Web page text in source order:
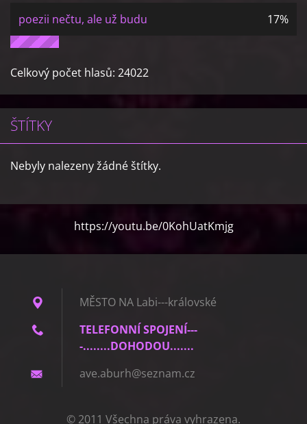
poezii nečtu, ale už budu 17%
Celkový počet hlasů: 24022
ŠTÍTKY
Nebyly nalezeny žádné štítky.
https://youtu.be/0KohUatKmjg
MĚSTO NA Labi---královské
TELEFONNÍ SPOJENÍ---
-........DOHODOU.......
ave.aburh@seznam.cz
© 2011 Všechna práva vyhrazena.